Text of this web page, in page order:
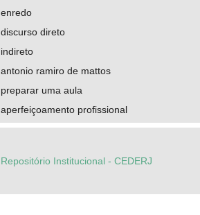
enredo
discurso direto
indireto
antonio ramiro de mattos
preparar uma aula
aperfeiçoamento profissional
Repositório Institucional - CEDERJ